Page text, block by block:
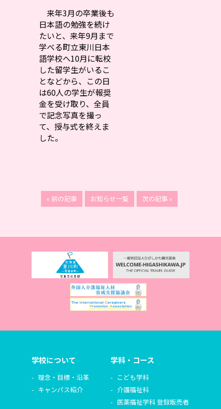
来年3月の卒業後も
日本語の勉強を続け
たいと、来年9月まで
学べる町立東川日本
語学校へ10月に転校
した留学生がいるこ
となどから、この日
は60人の学生が報奨
金を受け取り、全員
で記念写真を撮っ
て、授与式を終えま
した。
« 前の記事 お知らせ一覧 次の記事 »
学校について
理念・目標・沿革
キャンパス紹介
学科・コース
こども学科
介護福祉科
医薬福祉学科 登録販売者